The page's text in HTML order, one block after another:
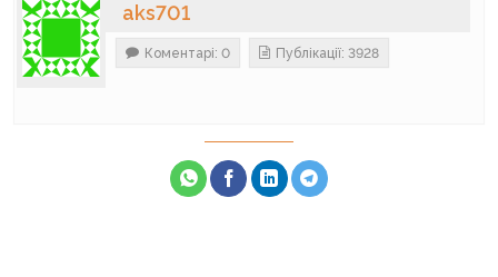
aks701
Коментарі: 0 Публікації: 3928